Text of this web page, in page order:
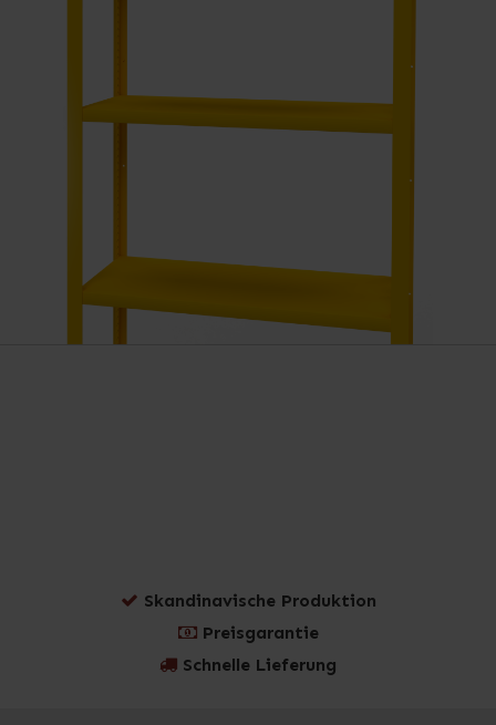
Skandinavische Produktion
Preisgarantie
Schnelle Lieferung